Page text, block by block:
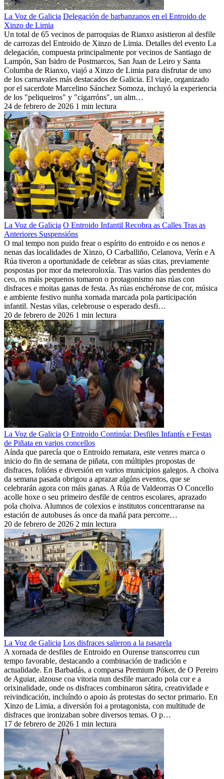
La Voz de Galicia Delegación de barbanzanos en el Entroido de
Xinzo de Limia
Un total de 65 vecinos de parroquias de Rianxo asistieron al desfile
de carrozas del Entroido de Xinzo de Limia. Detalles del evento La
delegación, compuesta principalmente por vecinos de Santiago de
Lampón, San Isidro de Postmarcos, San Juan de Leiro y Santa
Columba de Rianxo, viajó a Xinzo de Limia para disfrutar de uno
de los carnavales más destacados de Galicia. El viaje, organizado
por el sacerdote Marcelino Sánchez Somoza, incluyó la experiencia
de los "peliqueiros" y "cigarróns", un alm…
24 de febrero de 2026 1 min lectura
La Voz de Galicia O Entroido Infantil Recobra as Calles Tras as
Anteriores Suspensións
O mal tempo non puido frear o espírito do entroido e os nenos e
nenas das localidades de Xinzo, O Carballiño, Celanova, Verín e A
Rúa tiveron a oportunidade de celebrar as súas citas, previamente
pospostas por mor da meteoroloxía. Tras varios días pendentes do
ceo, os máis pequenos tomaron o protagonismo nas rúas con
disfraces e moitas ganas de festa. As rúas enchéronse de cor, música
e ambiente festivo nunha xornada marcada pola participación
infantil. Nestas vilas, celebrouse o esperado desfi…
20 de febrero de 2026 1 min lectura
La Voz de Galicia O Entroido Continúa: Desfiles Infantís e Festas
de Piñata en varios concellos
Aínda que parecía que o Entroido rematara, este venres marca o
inicio do fin de semana de piñata, con múltiples propostas de
disfraces, folións e diversión en varios municipios galegos. A choiva
da semana pasada obrigou a aprazar algúns eventos, que se
celebrarán agora con máis ganas. A Rúa de Valdeorras O Concello
acolle hoxe o seu primeiro desfile de centros escolares, aprazado
pola choiva. Alumnos de colexios e institutos concentraranse na
estación de autobuses ás once da mañá para percorre…
20 de febrero de 2026 2 min lectura
La Voz de Galicia Los disfraces salieron a la pasarela
A xornada de desfiles de Entroido en Ourense transcorreu cun
tempo favorable, destacando a combinación de tradición e
actualidade. En Barbadás, a comparsa Premium Póker, de O Pereiro
de Aguiar, alzouse coa vitoria nun desfile marcado pola cor e a
orixinalidade, onde os disfraces combinaron sátira, creatividade e
reivindicación, incluíndo o apoio ás protestas do sector primario. En
Xinzo de Limia, a diversión foi a protagonista, con multitude de
disfraces que ironizaban sobre diversos temas. O p…
17 de febrero de 2026 1 min lectura